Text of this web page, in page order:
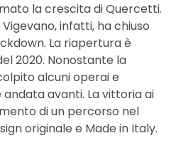
la crescita di Quercetti.
infatti, ha chiuso
La riapertura è
2020. Nonostante la
alcuni operai e
avanti. La vittoria ai
di un percorso nel
originale e Made in Italy.